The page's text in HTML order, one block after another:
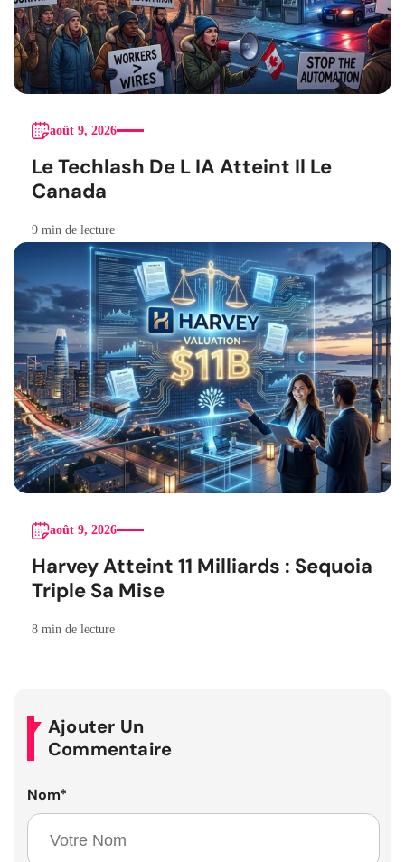
août 9, 2026
Le Techlash De L IA Atteint Il Le
Canada
9 min de lecture
août 9, 2026
Harvey Atteint 11 Milliards : Sequoia
Triple Sa Mise
8 min de lecture
Ajouter Un
Commentaire
Nom*